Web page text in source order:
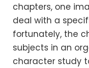
chapters, one
deal with a
fortunately, the
subjects in an
character study